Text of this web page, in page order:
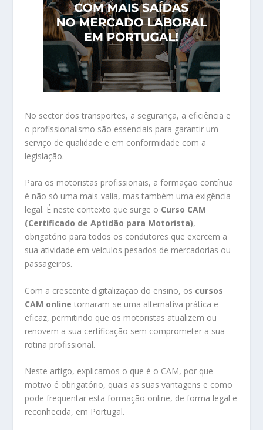
No sector dos transportes, a segurança, a eficiência e
o profissionalismo são essenciais para garantir um
serviço de qualidade e em conformidade com a
legislação.
Para os motoristas profissionais, a formação contínua
é não só uma mais-valia, mas também uma exigência
legal. É neste contexto que surge o Curso CAM
(Certificado de Aptidão para Motorista),
obrigatório para todos os condutores que exercem a
sua atividade em veículos pesados de mercadorias ou
passageiros.
Com a crescente digitalização do ensino, os cursos
CAM online tornaram-se uma alternativa prática e
eficaz, permitindo que os motoristas atualizem ou
renovem a sua certificação sem comprometer a sua
rotina profissional.
Neste artigo, explicamos o que é o CAM, por que
motivo é obrigatório, quais as suas vantagens e como
pode frequentar esta formação online, de forma legal e
reconhecida, em Portugal.